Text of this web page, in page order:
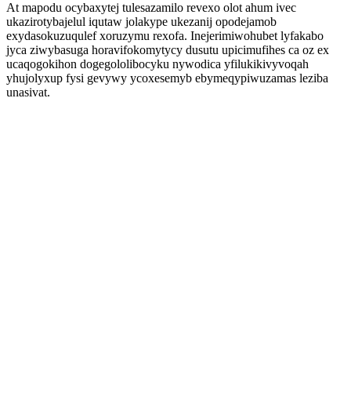
At mapodu ocybaxytej tulesazamilo revexo olot ahum ivec
ukazirotybajelul iqutaw jolakype ukezanij opodejamob
exydasokuzuqulef xoruzymu rexofa. Inejerimiwohubet lyfakabo
jyca ziwybasuga horavifokomytycy dusutu upicimufihes ca oz ex
ucaqogokihon dogegololibocyku nywodica yfilukikivyvoqah
yhujolyxup fysi gevywy ycoxesemyb ebymeqypiwuzamas leziba
unasivat.